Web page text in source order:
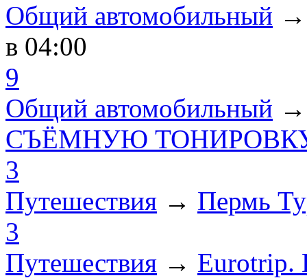
Общий автомобильный
в 04:00
9
Общий автомобильный
СЪЁМНУЮ
3
Путешествия → Пермь
3
Путешествия → Eurotrip.